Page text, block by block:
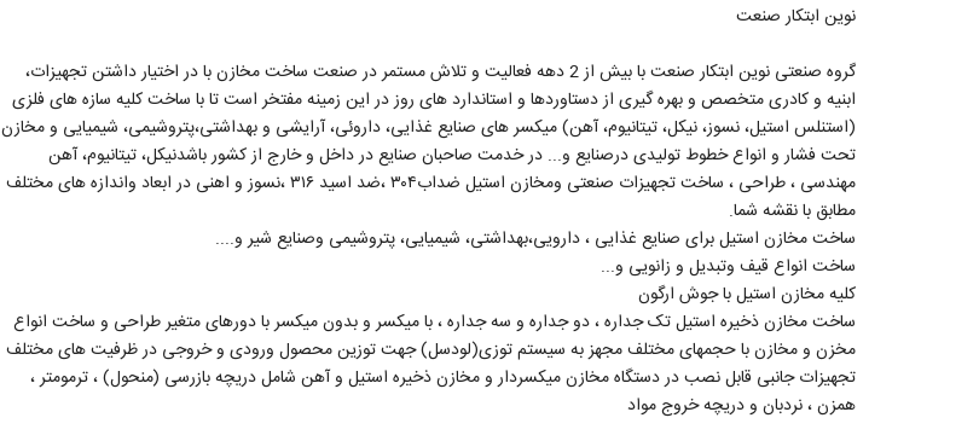
نوین ابتکار صنعت
گروه صنعتی نوین ابتکار صنعت با بیش از 2 دهه فعالیت و تلاش مستمر در صنعت ساخت مخازن با در اختیار داشتن تجهیزات،
ابنیه و کادری متخصص و بهره گیری از دستاوردها و استاندارد های روز در این زمینه مفتخر است تا با ساخت کلیه سازه های فلزی
(استنلس استیل، نسوز، نیکل، تیتانیوم، آهن) میکسر های صنایع غذایی، داروئی، آرایشی و بهداشتی،پتروشیمی، شیمیایی و مخازن
تحت فشار و انواع خطوط تولیدی درصنایع و... در خدمت صاحبان صنایع در داخل و خارج از کشور باشدنيكل، تيتانيوم، آهن
مهندسی ، طراحی ، ساخت تجهیزات صنعتی ومخازن استیل ضداب۳۰۴ ،ضد اسید ۳۱۶ ،نسوز و اهنی در ابعاد واندازه های مختلف
مطابق با نقشه شما.
ساخت مخازن استیل برای صنایع غذایی ، دارویی،بهداشتی، شیمیایی، پتروشیمی وصنایع شیر و....
ساخت انواع قیف وتبدیل و زانویی و...
کلیه مخازن استیل با جوش ارگون
ساخت مخازن ذخیره استیل تک جداره ، دو جداره و سه جداره ، با میکسر و بدون میکسر با دورهای متغیر طراحی و ساخت انواع
مخزن و مخازن با حجمهای مختلف مجهز به سیستم توزی(لودسل) جهت توزین محصول ورودی و خروجی در ظرفیت های مختلف
تجهیزات جانبی قابل نصب در دستگاه مخازن میکسردار و مخازن ذخیره استیل و آهن شامل دریچه بازرسی (منحول) ، ترمومتر ،
همزن ، نردبان و دریچه خروج مواد